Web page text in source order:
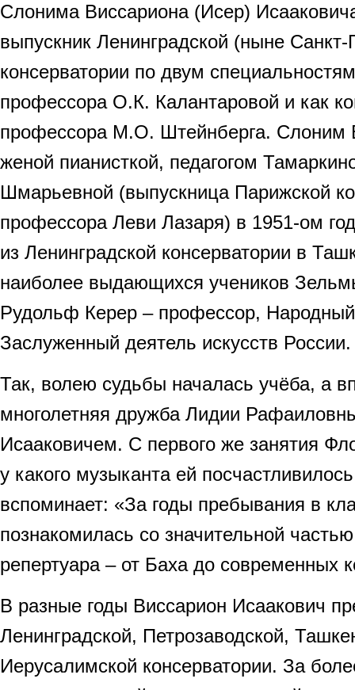
Слонима Виссариона (Исер)
выпускник Ленинградской (ныне Санкт-
консерватории по двум
профессора О.К. Калантаровой и как
профессора М.О. Штейнберга. Слоним
женой пианисткой, педагогом
Шмарьевной (выпускница Парижской
профессора Леви Лазаря) в 1951-ом
из Ленинградской консерватории в
наиболее выдающихся учеников
Рудольф Керер – профессор, Народный
Заслуженный деятель искусств России.
Так, волею судьбы началась учёба, а
многолетняя дружба Лидии
Исааковичем. С первого же занятия
у какого музыканта ей
вспоминает: «За годы пребывания в
познакомилась со значительной
репертуара – от Баха до современных
В разные годы Виссарион Исаакович
Ленинградской, Петрозаводской,
Иерусалимской консерватории. За